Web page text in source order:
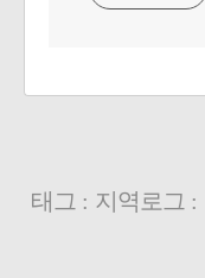
태그 : 지역로그 :